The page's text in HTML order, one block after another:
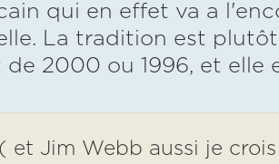
qui en effet va a
La tradition est
de 2000 ou 1996, et elle
et Jim Webb aussi je